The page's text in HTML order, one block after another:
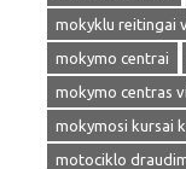
mokyklu reitingai
mokymo centrai
mokymo centras
mokymosi kursai
motociklo